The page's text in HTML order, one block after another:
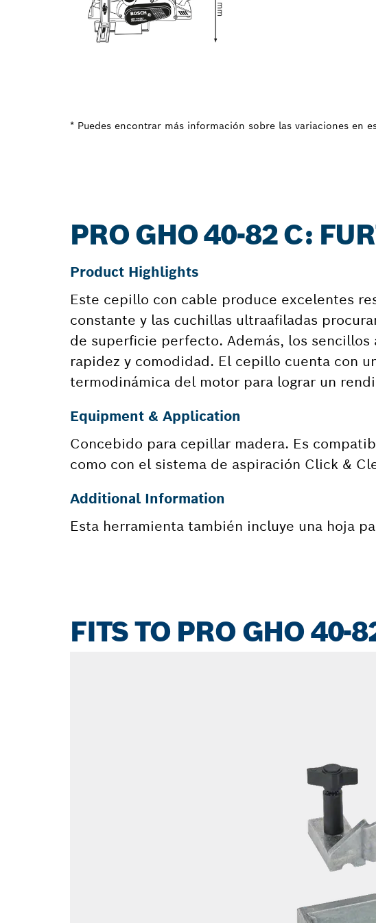
* Puedes encontrar más información sobre las variaciones en
PRO GHO 40-82 C:
Product Highlights
Este cepillo con cable produce excelentes
constante y las cuchillas ultraafiladas
de superficie perfecto. Además, los
rapidez y comodidad. El cepillo cuenta con
termodinámica del motor para lograr un
Equipment & Application
Concebido para cepillar madera. Es
como con el sistema de aspiración Click &
Additional Information
Esta herramienta también incluye una hoja
FITS TO PRO GHO 40-